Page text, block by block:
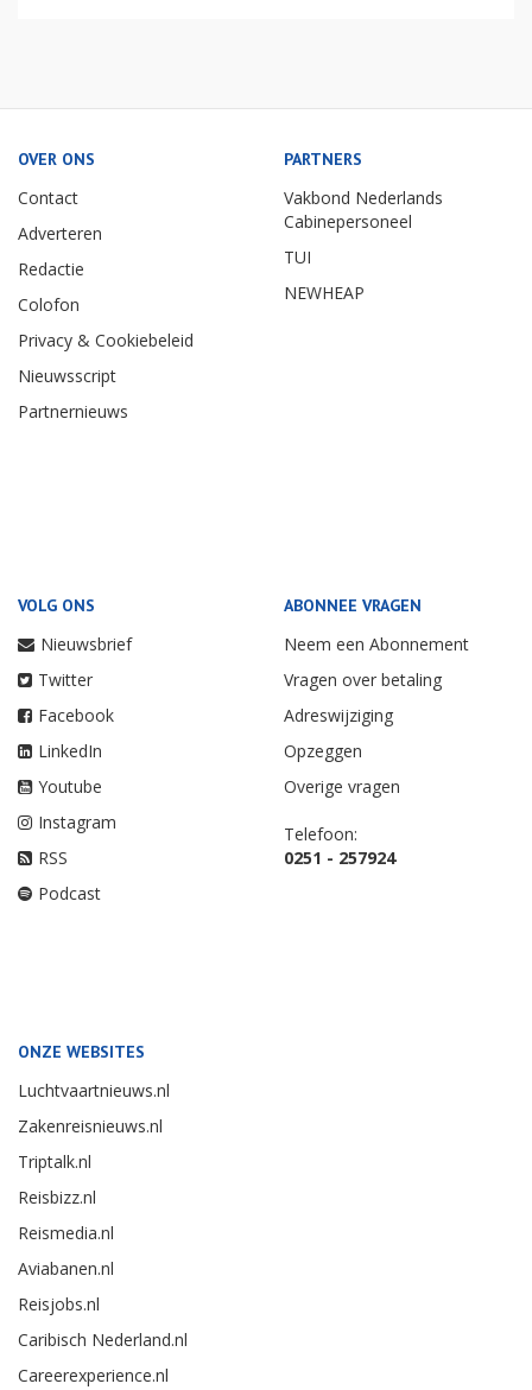
OVER ONS
Contact
Adverteren
Redactie
Colofon
Privacy & Cookiebeleid
Nieuwsscript
Partnernieuws
PARTNERS
Vakbond Nederlands
Cabinepersoneel
TUI
NEWHEAP
VOLG ONS
Nieuwsbrief
Twitter
Facebook
LinkedIn
Youtube
Instagram
RSS
Podcast
ABONNEE VRAGEN
Neem een Abonnement
Vragen over betaling
Adreswijziging
Opzeggen
Overige vragen
Telefoon:
0251 - 257924
ONZE WEBSITES
Luchtvaartnieuws.nl
Zakenreisnieuws.nl
Triptalk.nl
Reisbizz.nl
Reismedia.nl
Aviabanen.nl
Reisjobs.nl
Caribisch Nederland.nl
Careerexperience.nl